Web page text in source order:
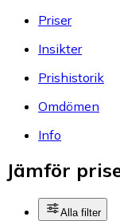
Priser
Insikter
Prishistorik
Omdömen
Info
Jämför
Alla filter